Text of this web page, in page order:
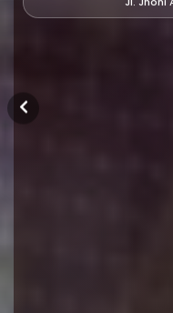
Jl. Jhoni